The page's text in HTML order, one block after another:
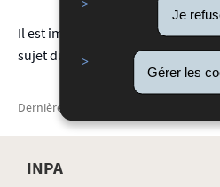
Je
Gérer les
Il est important d'analyser ces
sujet du parc pour évaluer
Dernière mise à jour
INPA